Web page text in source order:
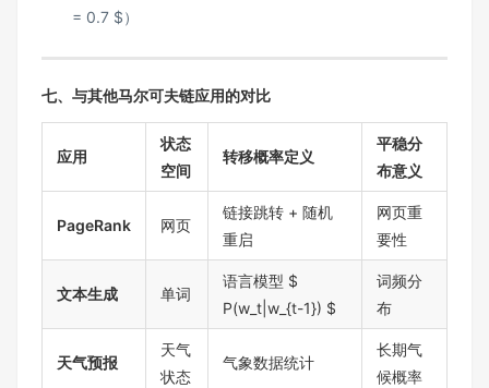
= 0.7 $）
七、与其他马尔可夫链应用的对比
应用
状态
空间
转移概率定义
平稳分
布意义
PageRank 网页
链接跳转 + 随机
重启
网页重
要性
文本生成 单词
语言模型 $
P(w_t|w_{t-1}) $
词频分
布
天气预报
天气
状态
气象数据统计
长期气
候概率